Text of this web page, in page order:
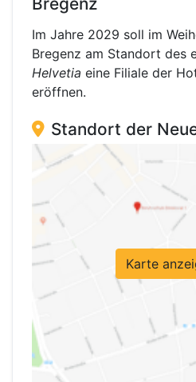
Im Jahre 2029 soll im
Bregenz am Standort des
Helvetia eine Filiale der
eröffnen.
Standort der
Karte